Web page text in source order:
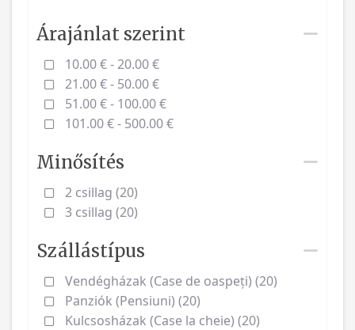
Árajánlat szerint
10.00 € - 20.00 €
21.00 € - 50.00 €
51.00 € - 100.00 €
101.00 € - 500.00 €
Minősítés
2 csillag (20)
3 csillag (20)
Szállástípus
Vendégházak (Case de oaspeți) (20)
Panziók (Pensiuni) (20)
Kulcsosházak (Case la cheie) (20)